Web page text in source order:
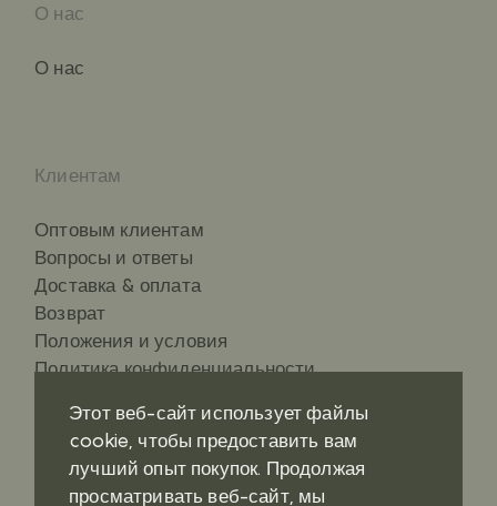
О нас
О нас
Клиентам
Оптовым клиентам
Вопросы и ответы
Доставка & оплата
Возврат
Положения и условия
Политика конфиденциальности
Контакты Социальные сети
Этот веб-сайт использует файлы
cookie, чтобы предоставить вам
лучший опыт покупок. Продолжая
просматривать веб-сайт, мы